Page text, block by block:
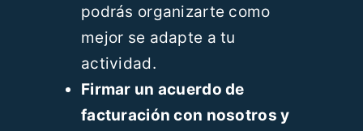
podrás organizarte como
mejor se adapte a tu
actividad.
Firmar un acuerdo de
facturación con nosotros y